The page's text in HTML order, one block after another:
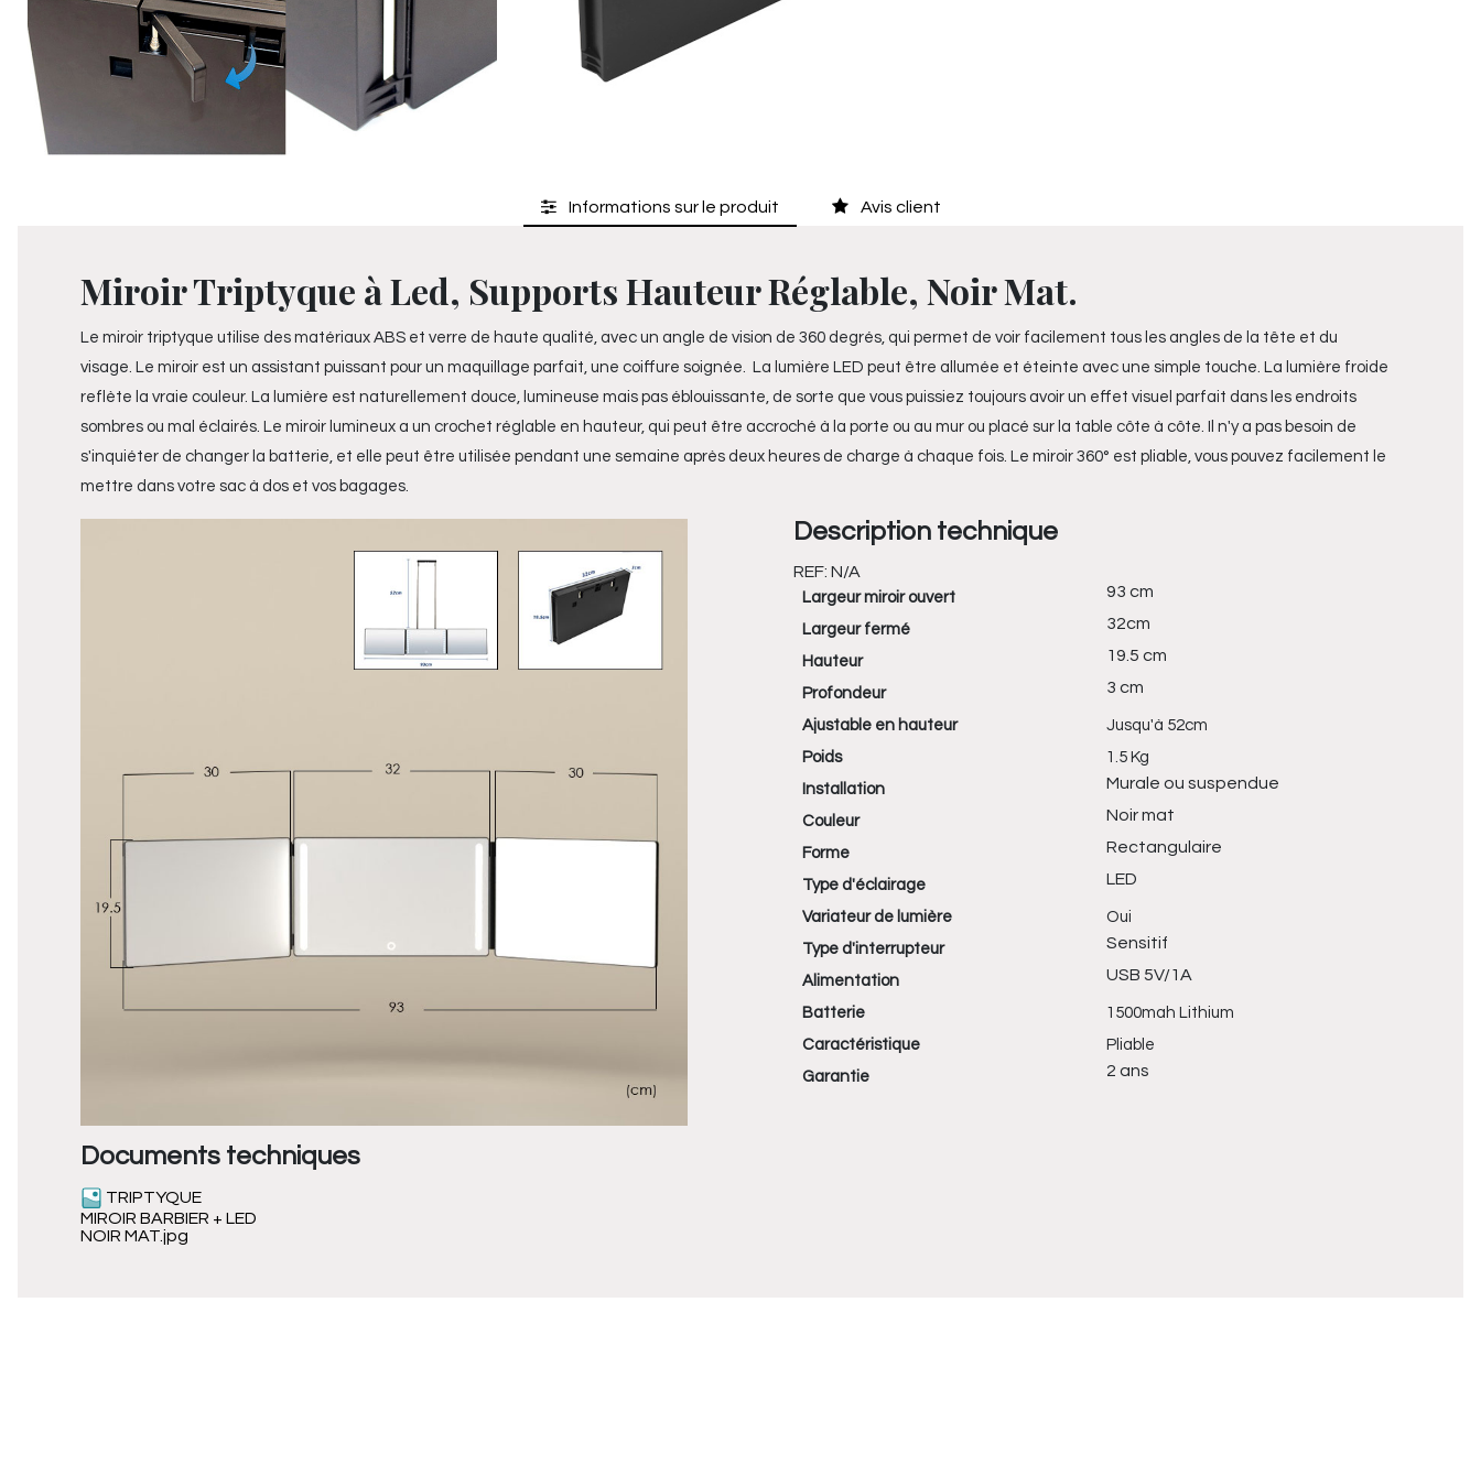
Informations sur le produit Avis client
Miroir Triptyque à Led, Supports Hauteur Réglable, Noir Mat.
Le miroir triptyque utilise des matériaux ABS et verre de haute qualité, avec un angle de vision de 360 degrés, qui permet de voir facilement tous les angles de la tête et du
visage. Le miroir est un assistant puissant pour un maquillage parfait, une coiffure soignée. La lumière LED peut être allumée et éteinte avec une simple touche. La lumière froide
reflète la vraie couleur. La lumière est naturellement douce, lumineuse mais pas éblouissante, de sorte que vous puissiez toujours avoir un effet visuel parfait dans les endroits
sombres ou mal éclairés. Le miroir lumineux a un crochet réglable en hauteur, qui peut être accroché à la porte ou au mur ou placé sur la table côte à côte. Il n'y a pas besoin de
s'inquiéter de changer la batterie, et elle peut être utilisée pendant une semaine après deux heures de charge à chaque fois. Le miroir 360° est pliable, vous pouvez facilement le
mettre dans votre sac à dos et vos bagages.
Documents techniques
TRIPTYQUE
MIROIR BARBIER + LED
NOIR MAT.jpg
Description technique
REF: N/A
Largeur miroir ouvert 93 cm
Largeur fermé 32cm
Hauteur 19.5 cm
Profondeur 3 cm
Ajustable en hauteur
Jusqu'à 52cm
Poids
1.5 Kg
Installation
Murale ou suspendue
Couleur Noir mat
Forme Rectangulaire
Type d'éclairage LED
Variateur de lumière
Oui
Type d'interrupteur
Sensitif
Alimentation USB 5V/1A
Batterie
1500mah Lithium
Caractéristique
Pliable
Garantie
2 ans